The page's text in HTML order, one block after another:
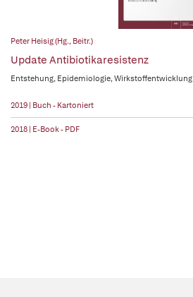
Peter Heisig (Hg., Beitr.)
Update Antibiotikaresistenz
Entstehung, Epidemiologie, Wirkstoffentwicklung
2019 | Buch - Kartoniert
2018 | E-Book - PDF